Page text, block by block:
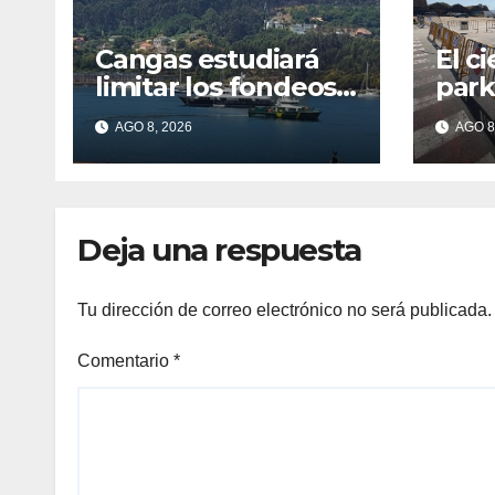
Cangas estudiará
limitar los fondeos
en Aldán tras los
últimos episodios
de contaminación
AGO 8, 2026
El
AGO
Deja una respuesta
Tu dirección de correo electrónico no será publicada.
Comentario *